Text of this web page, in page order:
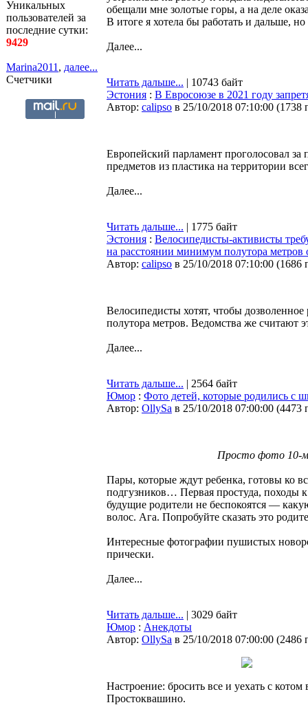
Уникальных
пользователей за
последние сутки:
9429
Marina2011 , далее...
Счетчики
обещали мне золотые горы, а на деле
В итоге я хотела бы работать и дальше,
Далее...
Читать дальше... | 10743 байт
Эстония : В Евросоюзе в 2021 году
Автор: calipso в 25/10/2018 07:10:00 (1738
Европейский парламент проголосовал
предметов из пластика на территории
Далее...
Читать дальше... | 1775 байт
Эстония : Велосипедисты-активисты
на расстоянии минимум полутора метров
Автор: calipso в 25/10/2018 07:10:00 (1686
Велосипедисты хотят, чтобы
полутора метров. Ведомства же считают
Далее...
Читать дальше... | 2564 байт
Юмор : Фото детей, которые родились с
Автор: OllySa в 25/10/2018 07:00:00 (4473
Просто фото 10-
Пары, которые ждут ребенка, готовы ко
подгузников… Первая простуда, походы
будущие родители не беспокоятся —
волос. Ага. Попробуйте сказать это
Интересные фотографии пушистых
прически.
Далее...
Читать дальше... | 3029 байт
Юмор : Анекдоты
Автор: OllySa в 25/10/2018 07:00:00 (2486
Настроение: бросить все и уехать с котом
Простоквашино.